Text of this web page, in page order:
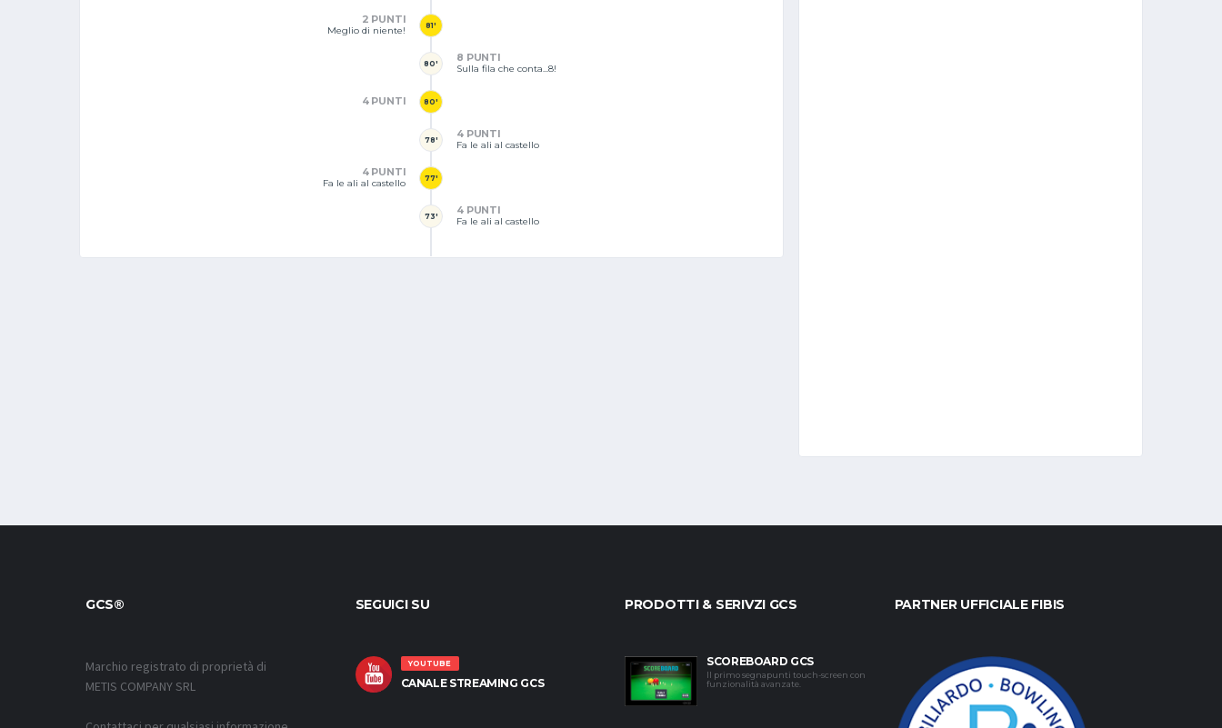
81'
2 PUNTI
Meglio di niente!
80' 8 PUNTI
Sulla fila che conta...8!
80'
4 PUNTI
78' 4 PUNTI
Fa le ali al castello
77'
4 PUNTI
Fa le ali al castello
73' 4 PUNTI
Fa le ali al castello
GCS®
Marchio registrato di proprietà di
METIS COMPANY SRL
SEGUICI SU
YOUTUBE
CANALE STREAMING GCS
PRODOTTI & SERIVZI GCS
SCOREBOARD GCS
Il primo segnapunti touch-screen con
funzionalità avanzate.
PARTNER UFFICIALE FIBIS